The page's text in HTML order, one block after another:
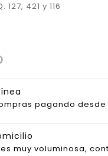
421 y 116
pagando
muy voluminosa,